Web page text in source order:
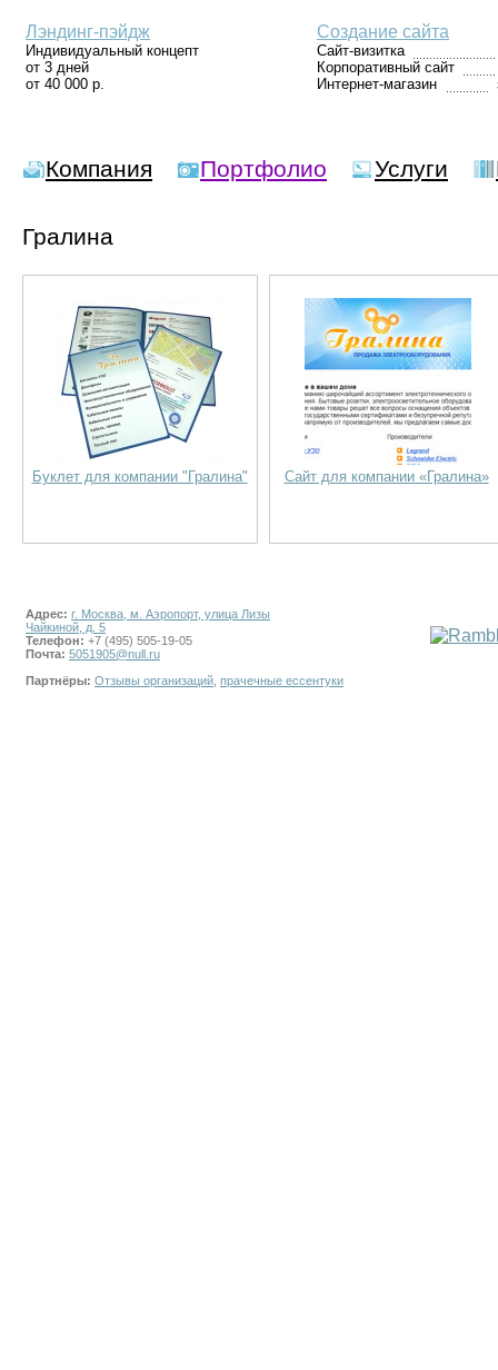
Лэндинг-пэйдж
Индивидуальный концепт
от 3 дней
от 40 000 р.
Создание сайта
Сайт-визитка
Корпоративный сайт
Интернет-магазин
Компания Портфолио Услуги
Гралина
Буклет для компании "Гралина" Сайт для компании «Гралина»
Адрес: г. Москва, м. Аэропорт, улица Лизы
Чайкиной, д. 5
Телефон: +7 (495) 505-19-05
Почта: 5051905@null.ru
Партнёры: Отзывы организаций прачечные ессентуки